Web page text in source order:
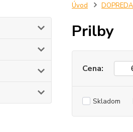
Úvod
Prilby
Cena:
Skladom